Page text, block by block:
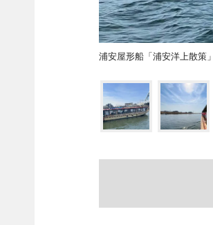
浦安屋形船「浦安洋上散策」